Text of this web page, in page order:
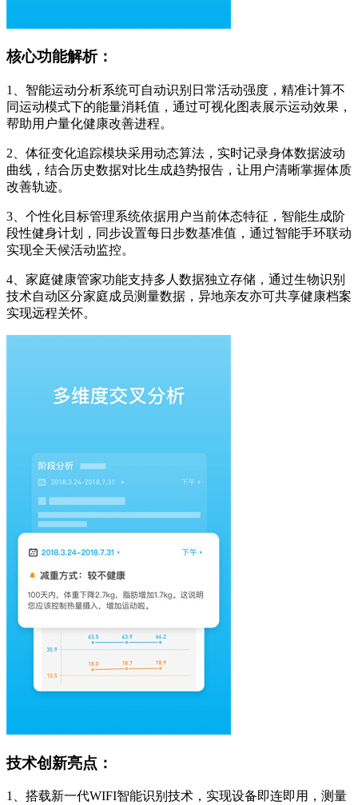
核心功能解析：
1、智能运动分析系统可自动识别日常活动强度，精准计算不
同运动模式下的能量消耗值，通过可视化图表展示运动效果，
帮助用户量化健康改善进程。
2、体征变化追踪模块采用动态算法，实时记录身体数据波动
曲线，结合历史数据对比生成趋势报告，让用户清晰掌握体质
改善轨迹。
3、个性化目标管理系统依据用户当前体态特征，智能生成阶
段性健身计划，同步设置每日步数基准值，通过智能手环联动
实现全天候活动监控。
4、家庭健康管家功能支持多人数据独立存储，通过生物识别
技术自动区分家庭成员测量数据，异地亲友亦可共享健康档案
实现远程关怀。
技术创新亮点：
1、搭载新一代WIFI智能识别技术，实现设备即连即用，测量